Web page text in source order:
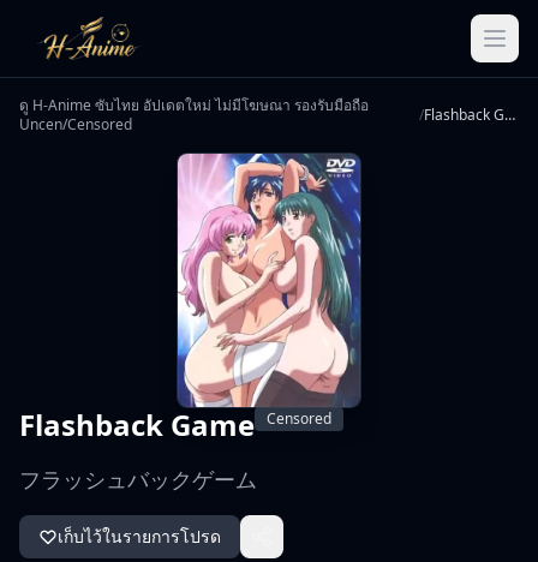
ดู H-Anime ซับไทย อัปเดตใหม่ ไม่มีโฆษณา รองรับมือถือ
Uncen/Censored
/ Flashback Game
Flashback Game Censored
フラッシュバックゲーム
เก็บไว้ในรายการโปรด